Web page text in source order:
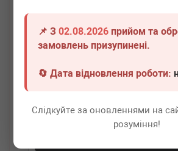
📌 З02.08.2026 прийом та
замовлень призупинені.
🔄 Дата відновлення роботи:
Слідкуйте за оновленнями на
розуміння!
AUTOTECHTEILE 100 3116